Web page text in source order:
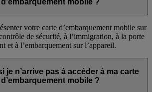
votre carte d’embarquement mobile sur
de sécurité, à l’immigration, à la porte
et à l’embarquement sur l’appareil.
je n’arrive pas à accéder à ma carte
d’embarquement mobile ?